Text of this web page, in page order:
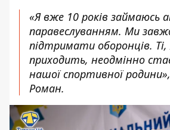
«Я вже 10 років займаюсь
паравеслуванням. Ми
підтримати оборонців.
приходить, неодмінно
нашої спортивної
Роман.